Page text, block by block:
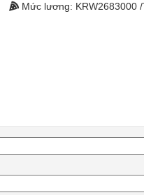
Mức lương: KRW2683000 /